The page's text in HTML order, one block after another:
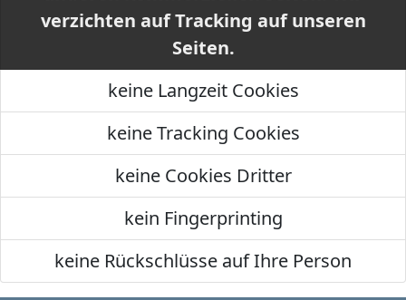
verzichten auf Tracking auf unseren
Seiten.
keine Langzeit Cookies
keine Tracking Cookies
keine Cookies Dritter
kein Fingerprinting
keine Rückschlüsse auf Ihre Person